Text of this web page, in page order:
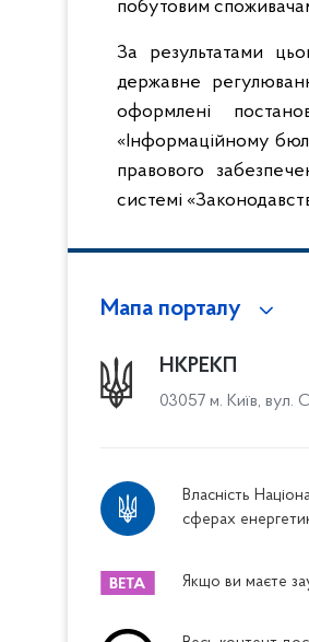
побутовим
За результатами
державне
оформлені
«Інформаційному
правового
системі
Мапа порталу
НКРЕКП
03057 м. Київ, вул.
Власність
сферах
Якщо ви маєте